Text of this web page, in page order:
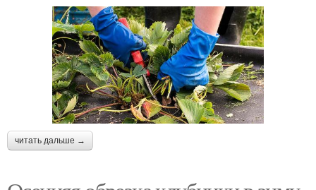
читать дальше →